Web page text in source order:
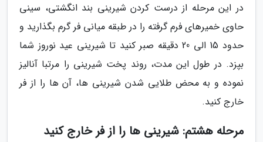
در این مرحله از درست کردن شیرینی بند انگشتی، سینی
حاوی خمیرهای فرم گرفته را در طبقه میانی فر گرم بگذارید و
حدود 15 الی 20 دقیقه صبر کنید تا شیرینی عید نوروز شما
بپزد. در طول این مدت، روند پخت شیرینی را مرتبا آنالیز
نموده و به محض طلایی شدن شیرینی ها، آن ها را از فر
خارج کنید.
مرحله هشتم: شیرینی ها را از فر خارج کنید